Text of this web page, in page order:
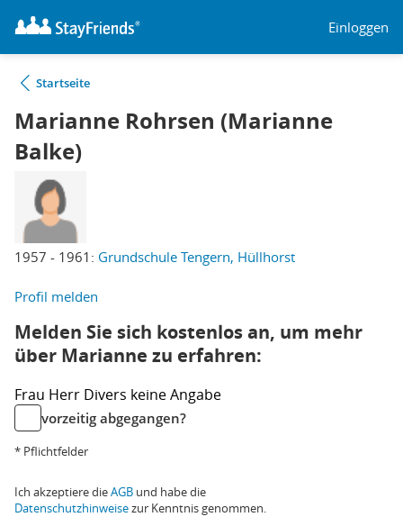
Einloggen
Startseite
Marianne Rohrsen (Marianne
Balke)
1957 - 1961: Grundschule Tengern, Hüllhorst
Profil melden
Melden Sie sich kostenlos an, um mehr
über Marianne zu erfahren:
Frau Herr Divers keine Angabe
vorzeitig abgegangen?
* Pflichtfelder
Ich akzeptiere dieAGB und habe die
Datenschutzhinweisezur Kenntnis genommen.